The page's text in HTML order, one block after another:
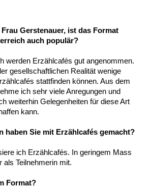
Gerstenauer, ist das Format
auch populär?
werden Erzählcafés gut angenommen.
gesellschaftlichen Realität wenige
stattfinden können. Aus dem
ich sehr viele Anregungen und
weiterhin Gelegenheiten für diese Art
kann.
haben Sie mit Erzählcafés gemacht?
ich Erzählcafés. In geringem Mass
als Teilnehmerin mit.
Format?